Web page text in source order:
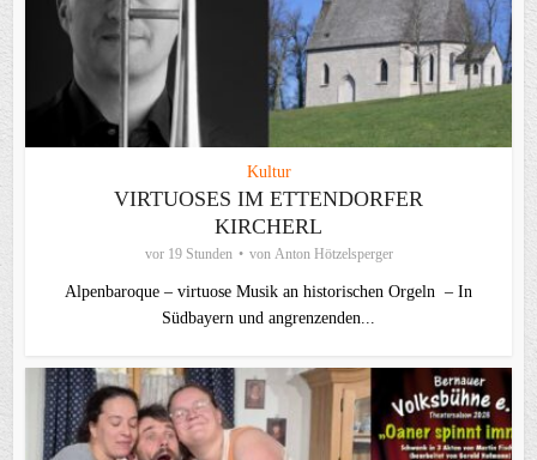
Kultur
VIRTUOSES IM ETTENDORFER
KIRCHERL
vor 19 Stunden von Anton Hötzelsperger
Alpenbaroque – virtuose Musik an historischen Orgeln – In
Südbayern und angrenzenden...